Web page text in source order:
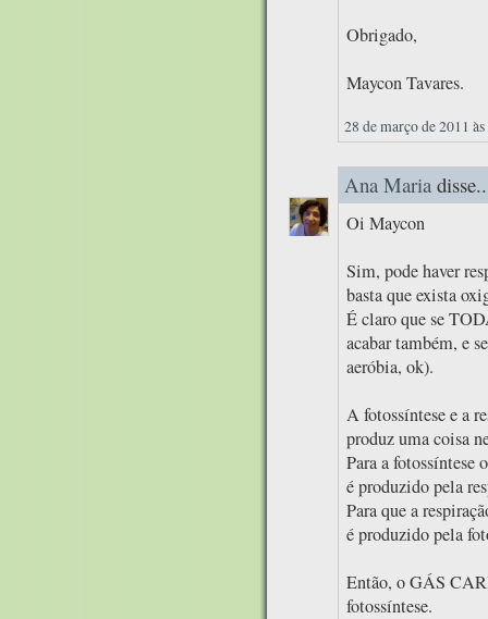
Obrigado,
Maycon Tavares.
28 de março de 2011
Ana Maria
Oi Maycon
Sim, pode haver
basta que exista
É claro que se
acabar também, e
aeróbia, ok).
A fotossíntese e a
produz uma coisa
Para a fotossíntese
é produzido pela
Para que a
é produzido pela
Então, o GÁS
fotossíntese.